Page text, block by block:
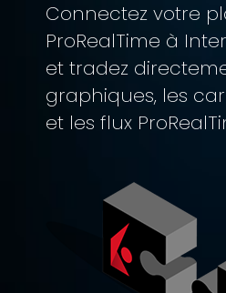
Connectez votre
ProRealTime à
et tradez
graphiques, les
et les flux